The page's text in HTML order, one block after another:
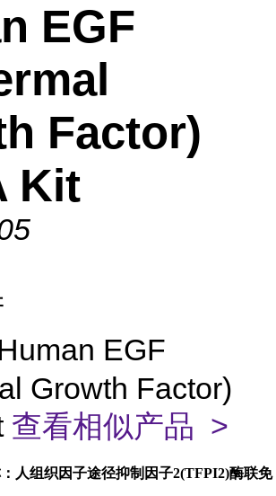
EGF
Factor)
Kit
EGF
Growth Factor)
查看相似产品 >
人组织因子途径抑制因子2(TFPI2)酶联免